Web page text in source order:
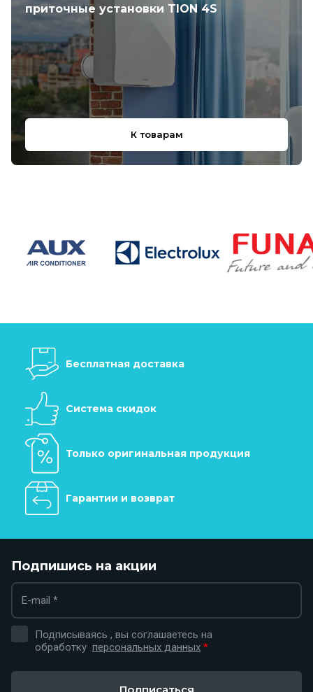
приточные установки TION 4S
К товарам
Бесплатная доставка
Система скидок
Только оригинальная продукция
Гарантии и возврат
Подпишись на акции
Подписываясь , вы соглашаетесь на
обработку персональных данных *
Подписаться